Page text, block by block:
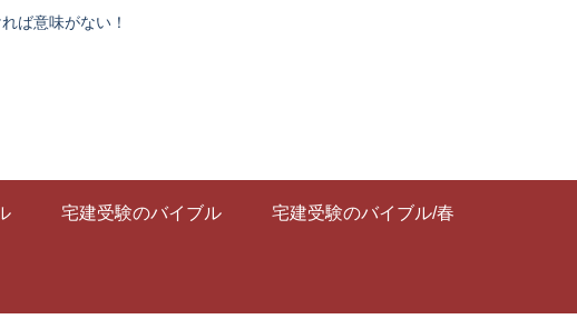
ば意味がない！
宅建受験のバイブル 宅建受験のバイブル/春